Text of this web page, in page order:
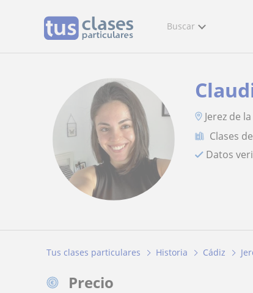
Buscar
Jerez de
Clases
Datos
Tus clases particulares Historia Cádiz
Precio